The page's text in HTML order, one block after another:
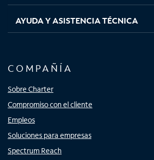
AYUDA Y ASISTENCIA TÉCNICA
COMPAÑÍA
Sobre Charter
Compromiso con el cliente
Empleos
Soluciones para empresas
Spectrum Reach